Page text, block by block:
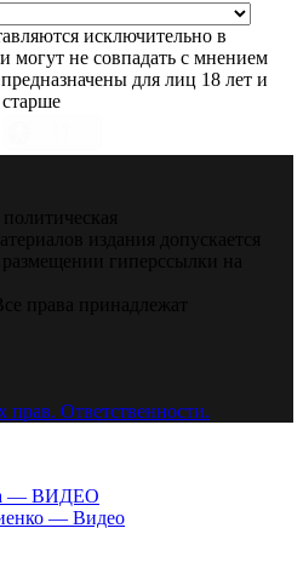
исключительно в
могут не совпадать с мнением
для лиц 18 лет и
старше
издания допускается
гиперссылки на
права принадлежат
прав. Ответственности.
— ВИДЕО
— Видео